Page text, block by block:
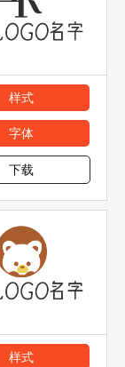
样式
字体
下载
样式